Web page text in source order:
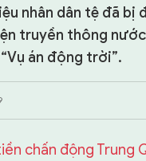
nhân dân tệ đã bị
truyền thông
án động trời”.
chấn động Trung